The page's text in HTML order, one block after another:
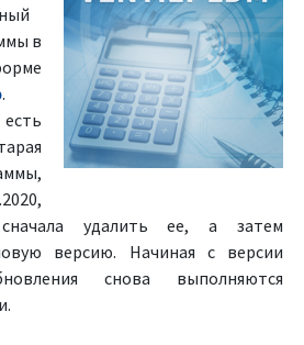
в
.
удалить ее, а затем
версию. Начиная с версии
снова выполняются